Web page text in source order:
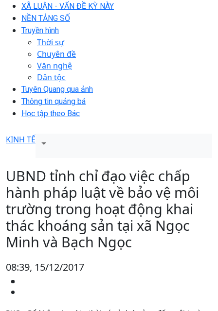
XÃ LUẬN - VẤN ĐỀ KỲ NÀY
NỀN TẢNG SỐ
Truyền hình
Thời sự
Chuyên đề
Văn nghệ
Dân tộc
Tuyên Quang qua ảnh
Thông tin quảng bá
Học tập theo Bác
KINH TẾ
UBND tỉnh chỉ đạo việc chấp
hành pháp luật về bảo vệ môi
trường trong hoạt động khai
thác khoáng sản tại xã Ngọc
Minh và Bạch Ngọc
08:39, 15/12/2017